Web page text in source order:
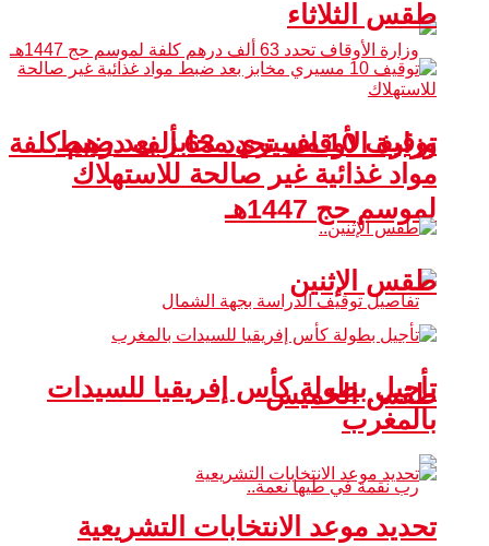
وزارة الأوقاف تحدد 63 ألف درهم كلفة
لموسم حج 1447هـ
طقس الخميس
طقس الثلاثاء
توقيف 10 مسيري مخابز بعد ضبط
مواد غذائية غير صالحة للاستهلاك
طقس الإثنين
تأجيل بطولة كأس إفريقيا للسيدات
بالمغرب
تحديد موعد الانتخابات التشريعية